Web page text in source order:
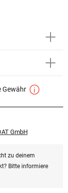
Gewähr
GmbH
zu deinem
Bitte informiere